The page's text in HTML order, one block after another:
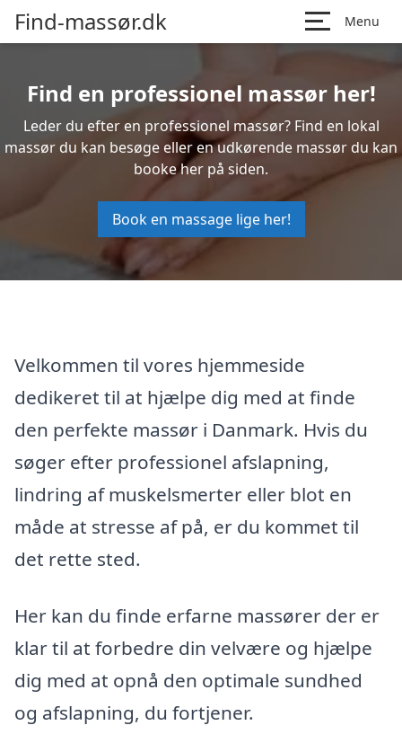
Find-massør.dk Menu
Find en professionel massør her!
Leder du efter en professionel massør? Find en lokal
massør du kan besøge eller en udkørende massør du kan
booke her på siden.
Book en massage lige her!
Velkommen til vores hjemmeside
dedikeret til at hjælpe dig med at finde
den perfekte massør i Danmark. Hvis du
søger efter professionel afslapning,
lindring af muskelsmerter eller blot en
måde at stresse af på, er du kommet til
det rette sted.
Her kan du finde erfarne massører der er
klar til at forbedre din velvære og hjælpe
dig med at opnå den optimale sundhed
og afslapning, du fortjener.